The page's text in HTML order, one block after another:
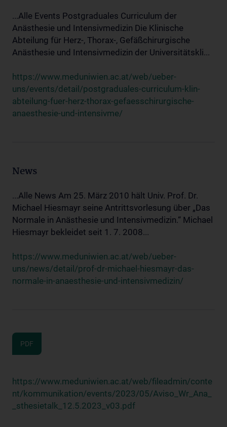
...Alle Events Postgraduales Curriculum der
Anästhesie und Intensivmedizin Die Klinische
Abteilung für Herz-, Thorax-, Gefäßchirurgische
Anästhesie und Intensivmedizin der Universitätskli...
https://www.meduniwien.ac.at/web/ueber-
uns/events/detail/postgraduales-curriculum-klin-
abteilung-fuer-herz-thorax-gefaesschirurgische-
anaesthesie-und-intensivme/
News
...Alle News Am 25. März 2010 hält Univ. Prof. Dr.
Michael Hiesmayr seine Antrittsvorlesung über „Das
Normale in Anästhesie und Intensivmedizin.“ Michael
Hiesmayr bekleidet seit 1. 7. 2008...
https://www.meduniwien.ac.at/web/ueber-
uns/news/detail/prof-dr-michael-hiesmayr-das-
normale-in-anaesthesie-und-intensivmedizin/
PDF
https://www.meduniwien.ac.at/web/fileadmin/conte
nt/kommunikation/events/2023/05/Aviso_Wr_Ana_
_sthesietalk_12.5.2023_v03.pdf